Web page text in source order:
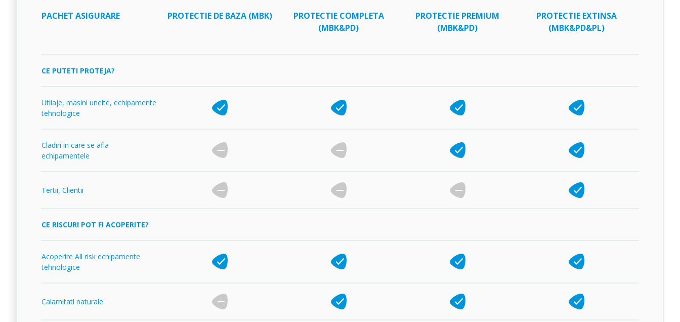
PACHET ASIGURARE PROTECTIE DE BAZA (MBK)
PROTECTIE COMPLETA
(MBK&PD)
PROTECTIE PREMIUM
(MBK&PD)
PROTECTIE EXTINSA
(MBK&PD&PL)
CE PUTETI PROTEJA?
Utilaje, masini unelte, echipamente
tehnologice
Cladiri in care se afla
echipamentele
Tertii, Clientii
CE RISCURI POT FI ACOPERITE?
Acoperire All risk echipamente
tehnologice
Calamitati naturale